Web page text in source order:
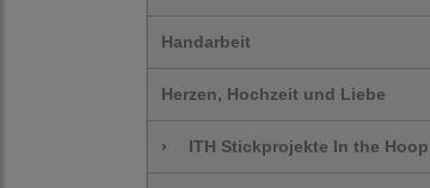
Handarbeit
Herzen, Hochzeit und Liebe
› ITH Stickprojekte In the Hoop